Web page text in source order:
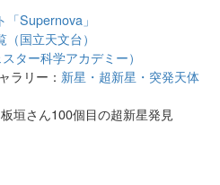
Supernova」
国立天文台）
ター科学アカデミー）
ラリー： 新星・超新星・突発天体
垣さん100個目の超新星発見